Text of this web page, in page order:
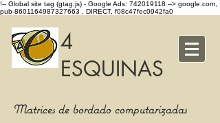
!-- Global site tag (gtag.js) - Google Ads: 742019118 --> google.com,
pub-8601164987327663 , DIRECT, f08c47fec0942fa0
4
ESQUINAS
Matrices de bordado computarizadas